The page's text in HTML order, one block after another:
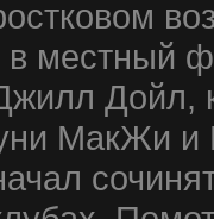
в местный
Дойл,
МакЖи и